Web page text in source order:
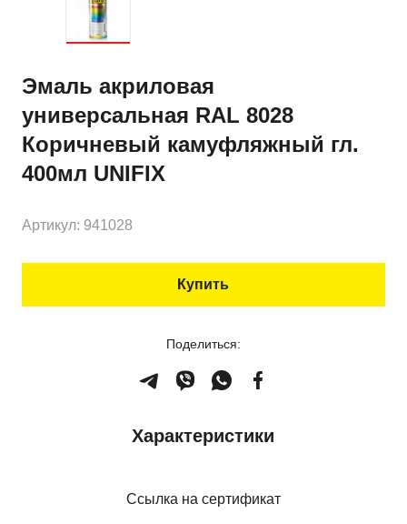
Эмаль акриловая
универсальная RAL 8028
Коричневый камуфляжный гл.
400мл UNIFIX
Артикул: 941028
Купить
Поделиться:
Характеристики
Ссылка на сертификат